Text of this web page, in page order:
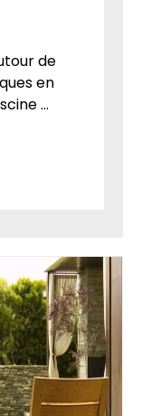
de
en
...